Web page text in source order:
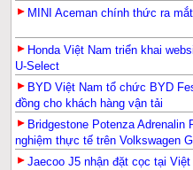
MINI Aceman chính thức ra
Honda Việt Nam triển khai
U-Select
BYD Việt Nam tổ chức BYD
đồng cho khách hàng vận tải
Bridgestone Potenza Adrenalin
nghiệm thực tế trên Volkswagen
Jaecoo J5 nhận đặt cọc tại